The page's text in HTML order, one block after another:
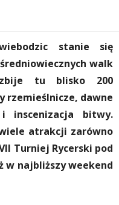
stanie się
walk
tu blisko 200
rzemieślnicze, dawne
inscenizacja bitwy.
atrakcji zarówno
Turniej Rycerski pod
w najbliższy weekend